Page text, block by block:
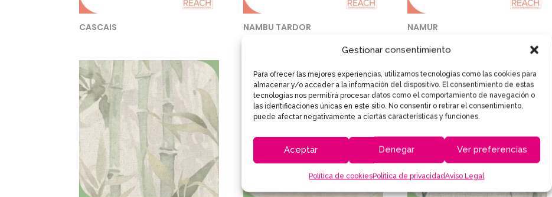
Gestionar consentimiento
Para ofrecer las mejores experiencias, utilizamos tecnologías como las cookies para
almacenar y/o acceder a la información del dispositivo. El consentimiento de estas
tecnologías nos permitirá procesar datos como el comportamiento de navegación o
las identificaciones únicas en este sitio. No consentir o retirar el consentimiento,
puede afectar negativamente a ciertas características y funciones.
Aceptar Denegar Ver preferencias
Política de cookiesPolítica de privacidadAviso Legal
CASCAIS NAMBU TARDOR NAMUR